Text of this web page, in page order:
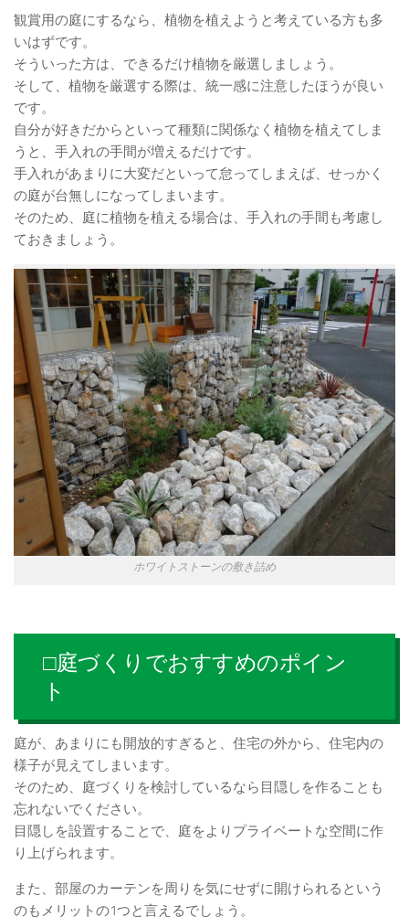
観賞用の庭にするなら、植物を植えようと考えている方も多
いはずです。
そういった方は、できるだけ植物を厳選しましょう。
そして、植物を厳選する際は、統一感に注意したほうが良い
です。
自分が好きだからといって種類に関係なく植物を植えてしま
うと、手入れの手間が増えるだけです。
手入れがあまりに大変だといって怠ってしまえば、せっかく
の庭が台無しになってしまいます。
そのため、庭に植物を植える場合は、手入れの手間も考慮し
ておきましょう。
ホワイトストーンの敷き詰め
□庭づくりでおすすめのポイン
ト
庭が、あまりにも開放的すぎると、住宅の外から、住宅内の
様子が見えてしまいます。
そのため、庭づくりを検討しているなら目隠しを作ることも
忘れないでください。
目隠しを設置することで、庭をよりプライベートな空間に作
り上げられます。
また、部屋のカーテンを周りを気にせずに開けられるという
のもメリットの1つと言えるでしょう。